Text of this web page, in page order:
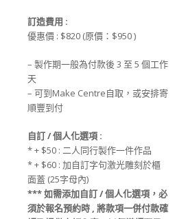
訂造費用 :
優惠價 : $820 (原價：$950 )
– 製作期一般為付款後 3 至 5 個工作
天
– 可到Make Centre自取，或安排寄
順豐到付
自訂 / 個人化選項 :
* + $50 : 二人同行製作一件作品
* + $60 : 加自訂字句激光雕刻於櫃
面蓋 (25字母內)
***如需添加自訂 / 個人化選項，必
須於報名預約時, 將款項一併付款確